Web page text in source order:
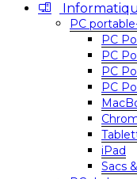
PC
PC
PC
PC
PC
iPad
Sacs